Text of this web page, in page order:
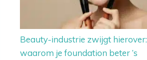
Beauty-industrie zwijgt hierover:
waarom je foundation beter ’s